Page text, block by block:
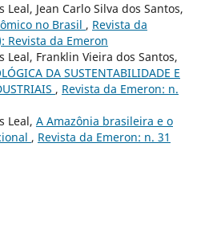
Leal, Jean Carlo Silva dos Santos,
no Brasil , Revista da
Revista da Emeron
Leal, Franklin Vieira dos Santos,
DA SUSTENTABILIDADE E
, Revista da Emeron: n.
Leal, A Amazônia brasileira e o
, Revista da Emeron: n. 31